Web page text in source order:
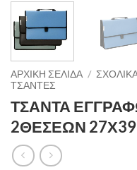
ΑΡΧΙΚΉ ΣΕΛΊΔΑ /
ΤΣΑΝΤΕΣ
ΤΣΑΝΤΑ
2ΘΕΣΕΩΝ 27Χ39